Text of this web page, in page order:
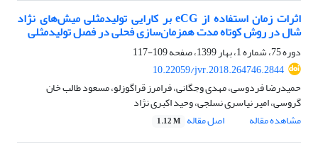
اثرات زمان استفاده از eCG بر کارایی تولیدمثلی میش‏‌های نژاد
شال در روش کوتاه مدت همزمان‏‌سازی فحلی در فصل تولیدمثلی
دوره 75، شماره 1، بهار 1399، صفحه
109-117
10.22059/jvr.2018.264746.2844
حمیدرضا فردوسی، مهدی وجگانی، فرامرز قراگوزلو، مسعود طالب خان
گروسی، امیر نیاسری نسلجی، وحید اکبری نژاد
مشاهده مقاله
اصل مقاله 1.12 M